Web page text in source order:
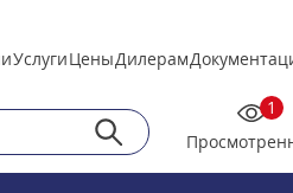
УслугиЦеныДилерам
1